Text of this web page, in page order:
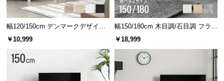
幅120/150cm デンマークデザイン
ロースタイル収納付きテレビボー
￥10,999
幅150/180cm 木目調/石目調 フラッ
プ収納付きテレビボード シンプル
フラットデザイン
￥18,999